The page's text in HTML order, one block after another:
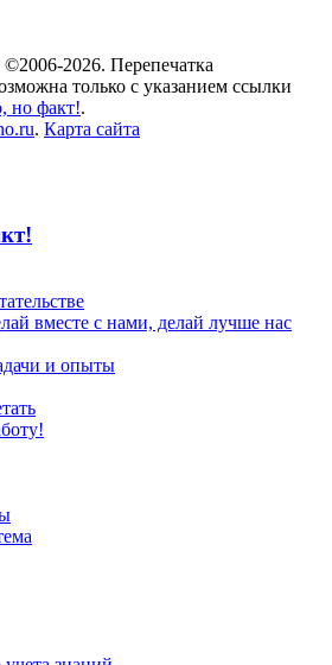
2026. Перепечатка
только с указанием ссылки
но факт!.
. Карта сайта
вместе с нами, делай лучше нас
и опыты